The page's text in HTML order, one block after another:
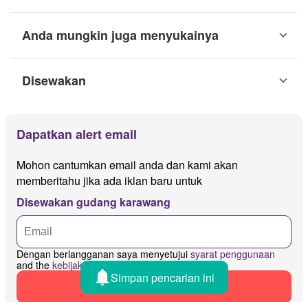
Anda mungkin juga menyukainya
Disewakan
Dapatkan alert email
Mohon cantumkan email anda dan kami akan
memberitahu jika ada iklan baru untuk
Disewakan gudang karawang
Dengan berlangganan saya menyetujui syarat penggunaan
and the kebijakan privasi
Dapatkan peringatan
Simpan pencarian ini